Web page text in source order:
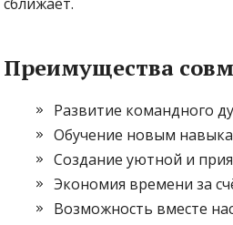
Преимущества
Развитие командного
Обучение новым
Создание уютной и
Экономия времени за
Возможность вместе